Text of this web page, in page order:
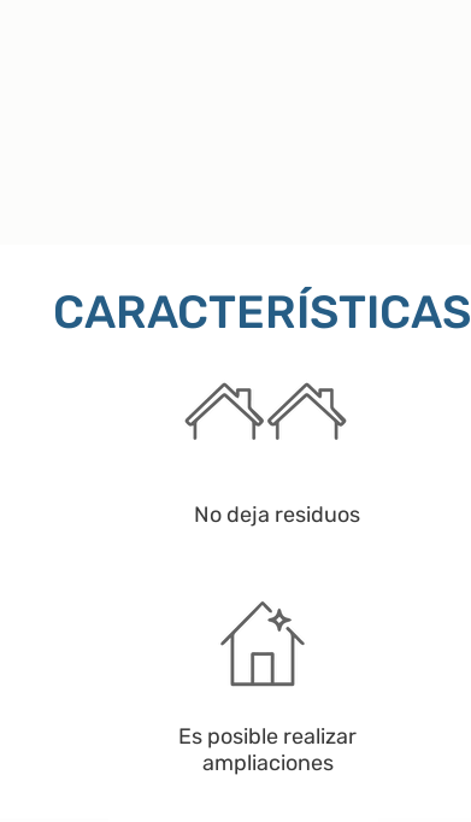
CARACTERÍSTICAS
No deja residuos
Es posible realizar
ampliaciones